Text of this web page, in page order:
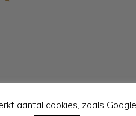
aantal cookies, zoals Google